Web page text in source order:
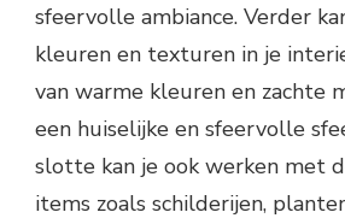
sfeervolle ambiance. Verder
kleuren en texturen in je
van warme kleuren en zachte
een huiselijke en sfeervolle
slotte kan je ook werken met
items zoals schilderijen,